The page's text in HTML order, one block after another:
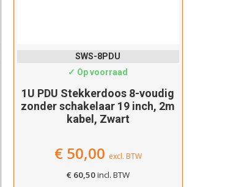
SWS-8PDU
✓ Op voorraad
1U PDU Stekkerdoos 8-voudig
zonder schakelaar 19 inch, 2m
kabel, Zwart
€50,00 excl. BTW
€ 60,50incl. BTW